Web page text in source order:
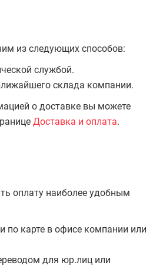
из следующих способов:
службой.
склада компании.
о доставке вы можете
Доставка и оплата.
оплату наиболее удобным
по карте в офисе компании или
для юр.лиц или